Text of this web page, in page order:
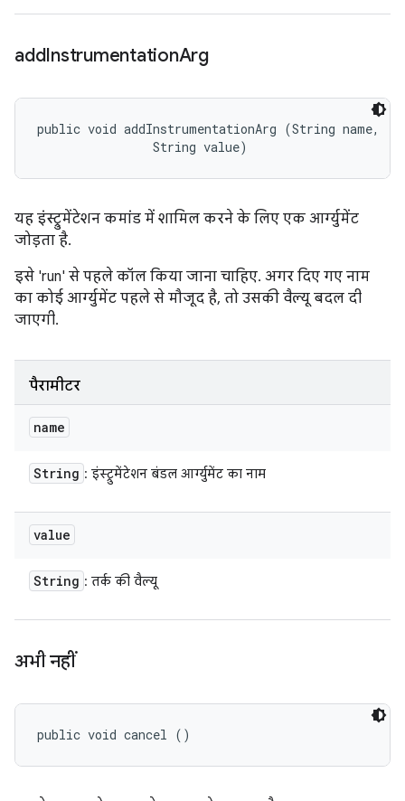
addInstrumentationArg
public void addInstrumentationArg (String name,
                String value)
यह इंस्ट्रुमेंटेशन कमांड में शामिल करने के लिए एक आर्ग्युमेंट
जोड़ता है.
इसे 'run' से पहले कॉल किया जाना चाहिए. अगर दिए गए नाम
का कोई आर्ग्युमेंट पहले से मौजूद है, तो उसकी वैल्यू बदल दी
जाएगी.
पैरामीटर
name
String : इंस्ट्रुमेंटेशन बंडल आर्ग्युमेंट का नाम
value
String : तर्क की वैल्यू
अभी नहीं
public void cancel ()